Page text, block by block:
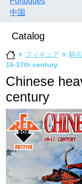
中国
Catalog
✈ フィギュア ✈ 騎
16-17th century
Chinese
century